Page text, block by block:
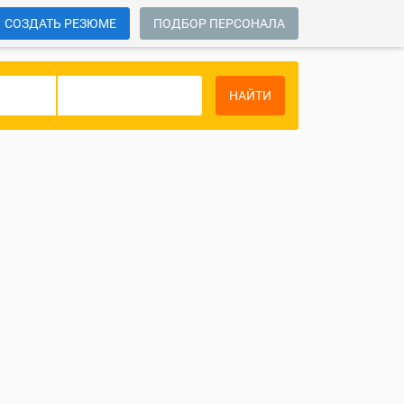
СОЗДАТЬ РЕЗЮМЕ ПОДБОР ПЕРСОНАЛА
НАЙТИ